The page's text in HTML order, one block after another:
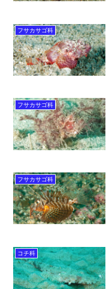
フサカサゴ科
フサカサゴ科
フサカサゴ科
コチ科